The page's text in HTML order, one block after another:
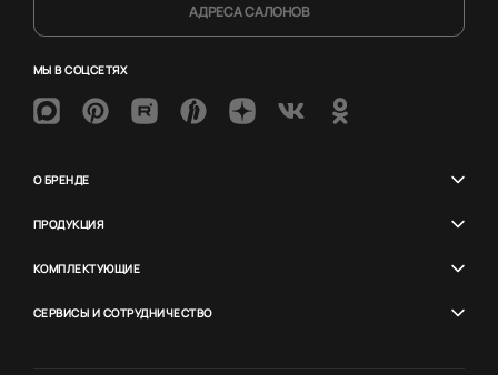
АДРЕСА САЛОНОВ
МЫ В СОЦСЕТЯХ
О БРЕНДЕ
ПРОДУКЦИЯ
КОМПЛЕКТУЮЩИЕ
СЕРВИСЫ И СОТРУДНИЧЕСТВО